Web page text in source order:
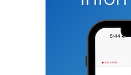
del PC en Pucón y
en la comuna, se
próximo y